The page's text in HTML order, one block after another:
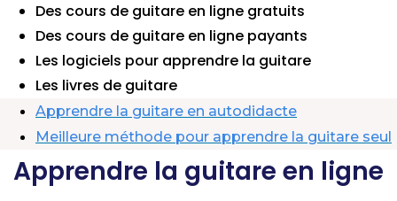
Des cours de guitare en ligne gratuits
Des cours de guitare en ligne payants
Les logiciels pour apprendre la guitare
Les livres de guitare
Apprendre la guitare en autodidacte
Meilleure méthode pour apprendre la guitare seul
Apprendre la guitare en ligne